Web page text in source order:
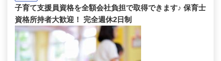
子育て支援員資格を全額会社負担で取得できます♪ 保育士
資格所持者大歓迎！ 完全週休2日制